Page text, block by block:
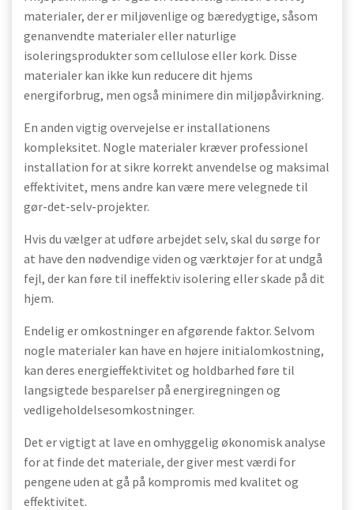
materialer, der er miljøvenlige og bæredygtige, såsom
genanvendte materialer eller naturlige
isoleringsprodukter som cellulose eller kork. Disse
materialer kan ikke kun reducere dit hjems
energiforbrug, men også minimere din miljøpåvirkning.
En anden vigtig overvejelse er installationens
kompleksitet. Nogle materialer kræver professionel
installation for at sikre korrekt anvendelse og maksimal
effektivitet, mens andre kan være mere velegnede til
gør-det-selv-projekter.
Hvis du vælger at udføre arbejdet selv, skal du sørge for
at have den nødvendige viden og værktøjer for at undgå
fejl, der kan føre til ineffektiv isolering eller skade på dit
hjem.
Endelig er omkostninger en afgørende faktor. Selvom
nogle materialer kan have en højere initialomkostning,
kan deres energieffektivitet og holdbarhed føre til
langsigtede besparelser på energiregningen og
vedligeholdelsesomkostninger.
Det er vigtigt at lave en omhyggelig økonomisk analyse
for at finde det materiale, der giver mest værdi for
pengene uden at gå på kompromis med kvalitet og
effektivitet.